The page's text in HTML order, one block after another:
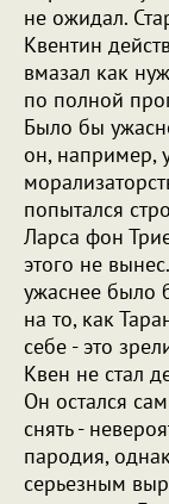
не ожидал.
Квентин
вмазал как
по полной
Было бы
он, например,
попытался
Ларса фон
этого не
ужаснее было
на то, как
себе - это
Квен не стал
Он остался
снять -
пародия,
серьезным